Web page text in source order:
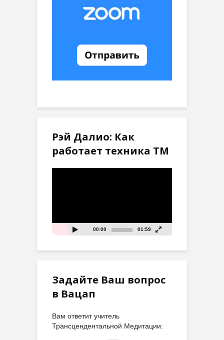
Рэй Далио: Как
работает техника ТМ
00:00 01:59
Задайте Ваш вопрос
в Вацап
Вам ответит учитель
Трансцендентальной Медитации: